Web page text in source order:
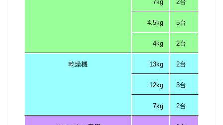
7kg 2台
4.5kg 5台
4kg 2台
乾燥機 13kg 2台
12kg 3台
7kg 2台